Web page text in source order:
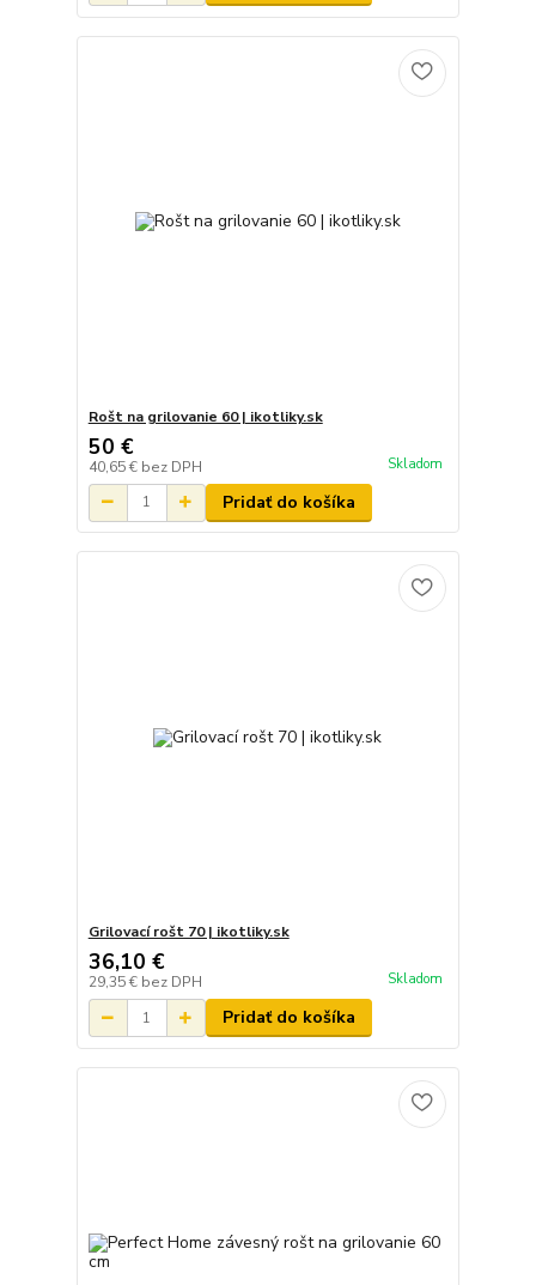
Rošt na grilovanie 60 | ikotliky.sk
50 €
40,65 € bez DPH Skladom
Pridať do košíka
Grilovací rošt 70 | ikotliky.sk
36,10 €
29,35 € bez DPH Skladom
Pridať do košíka